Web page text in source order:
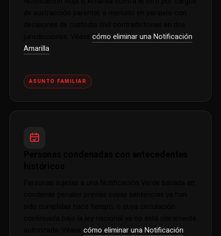
cómo eliminar una Notificación
Amarilla.
ASUNTO FAMILIAR
cómo eliminar una Notificación